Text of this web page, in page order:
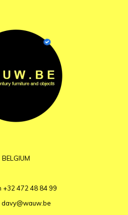
BELGIUM
+32 472 48 84 99
davy@wauw.be